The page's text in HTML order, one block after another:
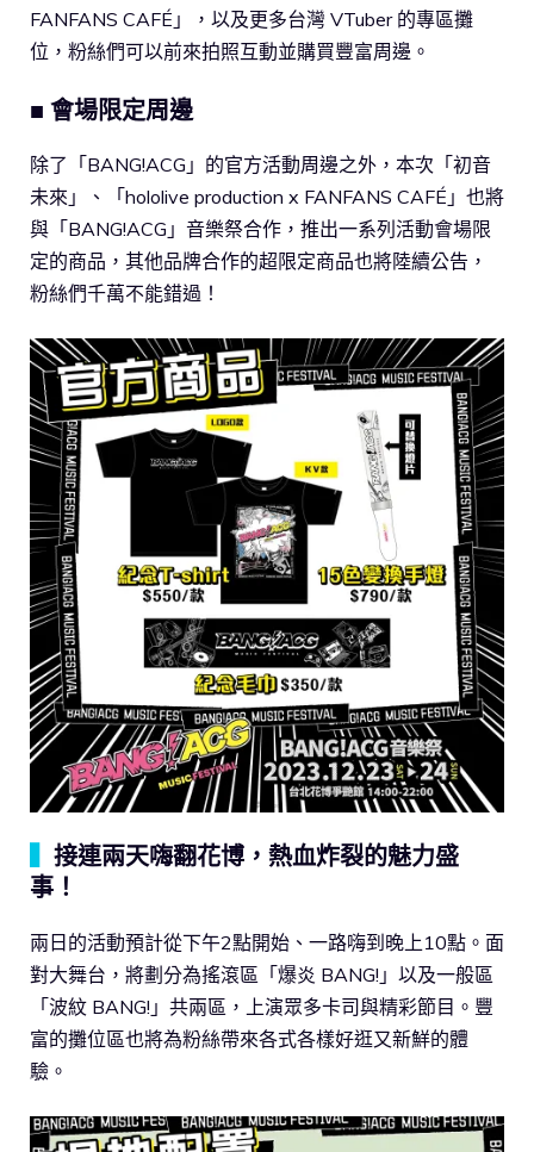
FANFANS CAFÉ」，以及更多台灣 VTuber 的專區攤
位，粉絲們可以前來拍照互動並購買豐富周邊。
■ 會場限定周邊
除了「BANG!ACG」的官方活動周邊之外，本次「初音
未來」、「hololive production x FANFANS CAFÉ」也將
與「BANG!ACG」音樂祭合作，推出一系列活動會場限
定的商品，其他品牌合作的超限定商品也將陸續公告，
粉絲們千萬不能錯過！
接連兩天嗨翻花博，熱血炸裂的魅力盛
事！
兩日的活動預計從下午2點開始、一路嗨到晚上10點。面
對大舞台，將劃分為搖滾區「爆炎 BANG!」以及一般區
「波紋 BANG!」共兩區，上演眾多卡司與精彩節目。豐
富的攤位區也將為粉絲帶來各式各樣好逛又新鮮的體
驗。